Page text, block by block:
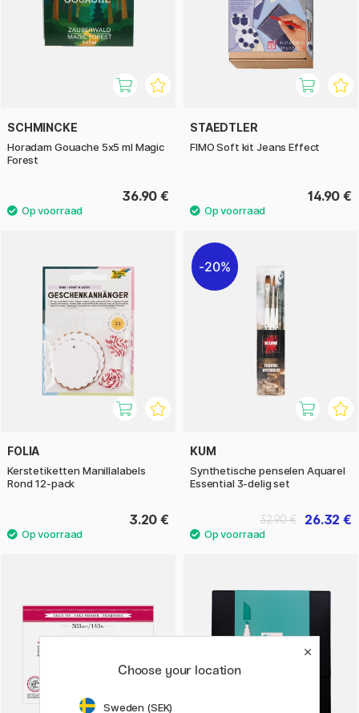
SCHMINCKE
Horadam Gouache 5x5 ml Magic
Forest
36.90 €
STAEDTLER
FIMO Soft kit Jeans Effect
14.90 €
FOLIA
Kerstetiketten Manillalabels
Rond 12-pack
3.20 €
20%
KUM
Synthetische penselen Aquarel
Essential 3-delig set
26.32 €
32.90 €
Choose your location
Sweden (SEK)